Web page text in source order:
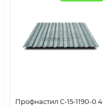
Профнастил С-15-1190-0.4